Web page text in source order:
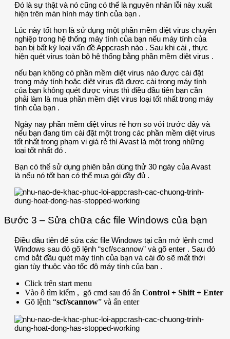
Đó là sự thật và nó cũng có thể là nguyên nhân lỗi này xuất
hiện trên màn hình máy tính của bạn .
Lúc này tốt hơn là sử dụng một phần mềm diệt virus chuyên
nghiệp trong hệ thống máy tính của bạn nếu máy tính của
bạn bị bất kỳ loại vấn đề Appcrash nào . Sau khi cài , thực
hiện quét virus toàn bộ hệ thống bằng phần mềm diệt virus .
nếu bạn không có phần mềm diệt virus nào được cài đặt
trong máy tính hoặc diệt virus đã được cài trong máy tính
của bạn không quét được virus thì điều đầu tiên bạn cần
phải làm là mua phần mềm diệt virus loại tốt nhất trong máy
tính của bạn .
Ngày nay phần mềm diệt virus rẻ hơn so với trước đây và
nếu bạn đang tìm cài đặt một trong các phần mềm diệt virus
tốt nhất trong phạm vi giá rẻ thì Avast là một trong những
loại tốt nhất đó .
Bạn có thể sử dụng phiên bản dùng thử 30 ngày của Avast
là nếu nó tốt bạn có thể mua gói đầy đủ .
Bước 3 – Sửa chữa các file Windows của bạn
Điều đầu tiên để sửa các file Windows tại cần mở lệnh cmd
Windows sau đó gõ lệnh “scf/scannow” và gõ enter . Sau đó
cmd bắt đầu quét máy tính của bạn và cái đó sẽ mất thời
gian tùy thuộc vào tốc độ máy tính của bạn .
Click trên start menu
Vào ô tìm kiếm , gõ cmd sau đó ấn Control + Shift + Enter
Gõ lệnh “scf/scannow” và ấn enter